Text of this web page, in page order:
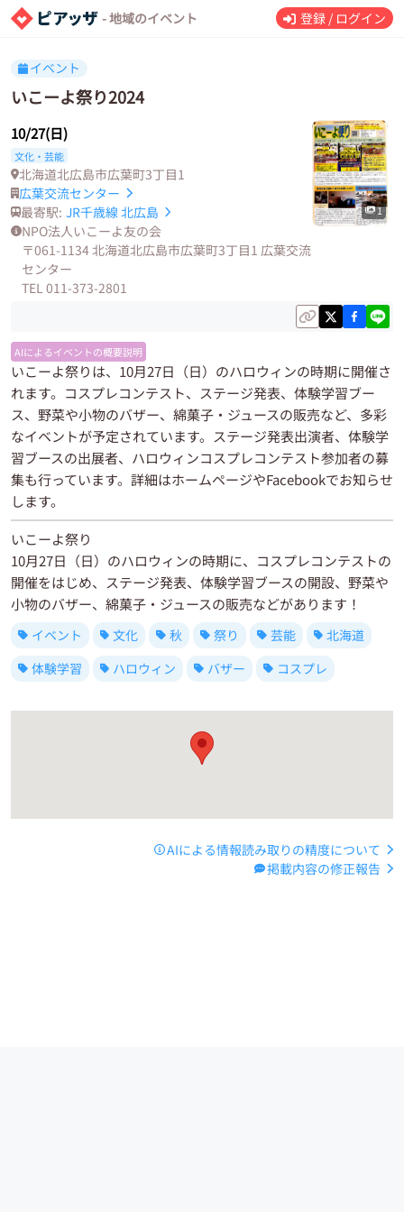
- 地域のイベント 登録 / ログイン
イベント
いこーよ祭り2024
10/27(日)
文化・芸能
北海道北広島市広葉町3丁目1
広葉交流センター
最寄駅: JR千歳線 北広島
NPO法人いこーよ友の会
〒061-1134 北海道北広島市広葉町3丁目1 広葉交流
センター
TEL 011-373-2801
1
AIによるイベントの概要説明
いこーよ祭りは、10月27日（日）のハロウィンの時期に開催さ
れます。コスプレコンテスト、ステージ発表、体験学習ブー
ス、野菜や小物のバザー、綿菓子・ジュースの販売など、多彩
なイベントが予定されています。ステージ発表出演者、体験学
習ブースの出展者、ハロウィンコスプレコンテスト参加者の募
集も行っています。詳細はホームページやFacebookでお知らせ
します。
いこーよ祭り
10月27日（日）のハロウィンの時期に、コスプレコンテストの
開催をはじめ、ステージ発表、体験学習ブースの開設、野菜や
小物のバザー、綿菓子・ジュースの販売などがあります！
イベント 文化 秋 祭り 芸能
北海道
体験学習
ハロウィン バザー コスプレ
AIによる情報読み取りの精度について
掲載内容の修正報告